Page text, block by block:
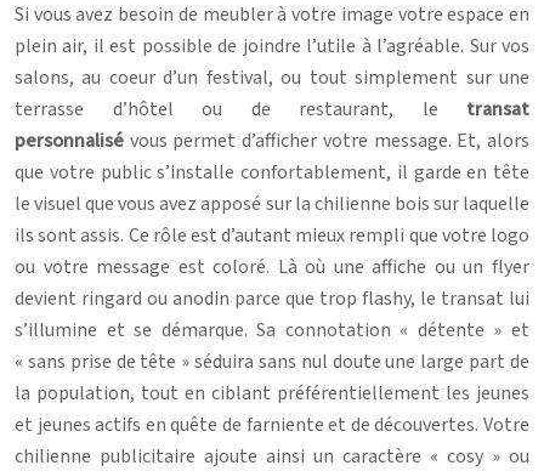
Si vous avez besoin de meubler à votre image votre espace en
plein air, il est possible de joindre l’utile à l’agréable. Sur vos
salons, au coeur d’un festival, ou tout simplement sur une
terrasse d’hôtel ou de restaurant, le transat
personnalisé vous permet d’afficher votre message. Et, alors
que votre public s’installe confortablement, il garde en tête
le visuel que vous avez apposé sur la chilienne bois sur laquelle
ils sont assis. Ce rôle est d’autant mieux rempli que votre logo
ou votre message est coloré. Là où une affiche ou un flyer
devient ringard ou anodin parce que trop flashy, le transat lui
s’illumine et se démarque. Sa connotation « détente » et
« sans prise de tête » séduira sans nul doute une large part de
la population, tout en ciblant préférentiellement les jeunes
et jeunes actifs en quête de farniente et de découvertes. Votre
chilienne publicitaire ajoute ainsi un caractère « cosy » ou